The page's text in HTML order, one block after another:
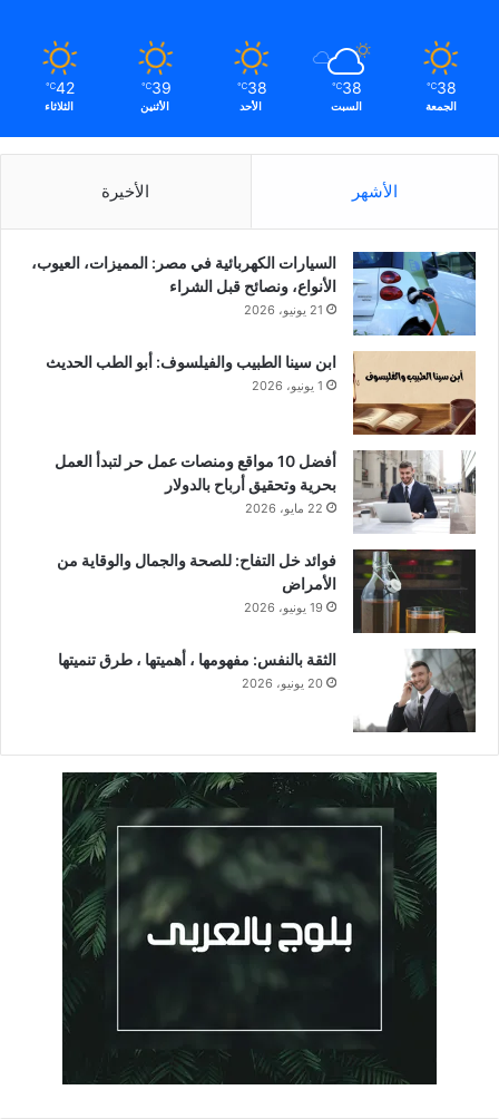
38
℃
الجمعة
38
℃
السبت
38
℃
الأحد
39
℃
الأثنين
42
℃
الثلاثاء
الأشهر الأخيرة
السيارات الكهربائية في مصر: المميزات، العيوب،
الأنواع، ونصائح قبل الشراء
21 يونيو، 2026
ابن سينا الطبيب والفيلسوف: أبو الطب الحديث
1 يونيو، 2026
أفضل 10 مواقع ومنصات عمل حر لتبدأ العمل
بحرية وتحقيق أرباح بالدولار
22 مايو، 2026
فوائد خل التفاح: للصحة والجمال والوقاية من
الأمراض
19 يونيو، 2026
الثقة بالنفس: مفهومها ، أهميتها ، طرق تنميتها
20 يونيو، 2026